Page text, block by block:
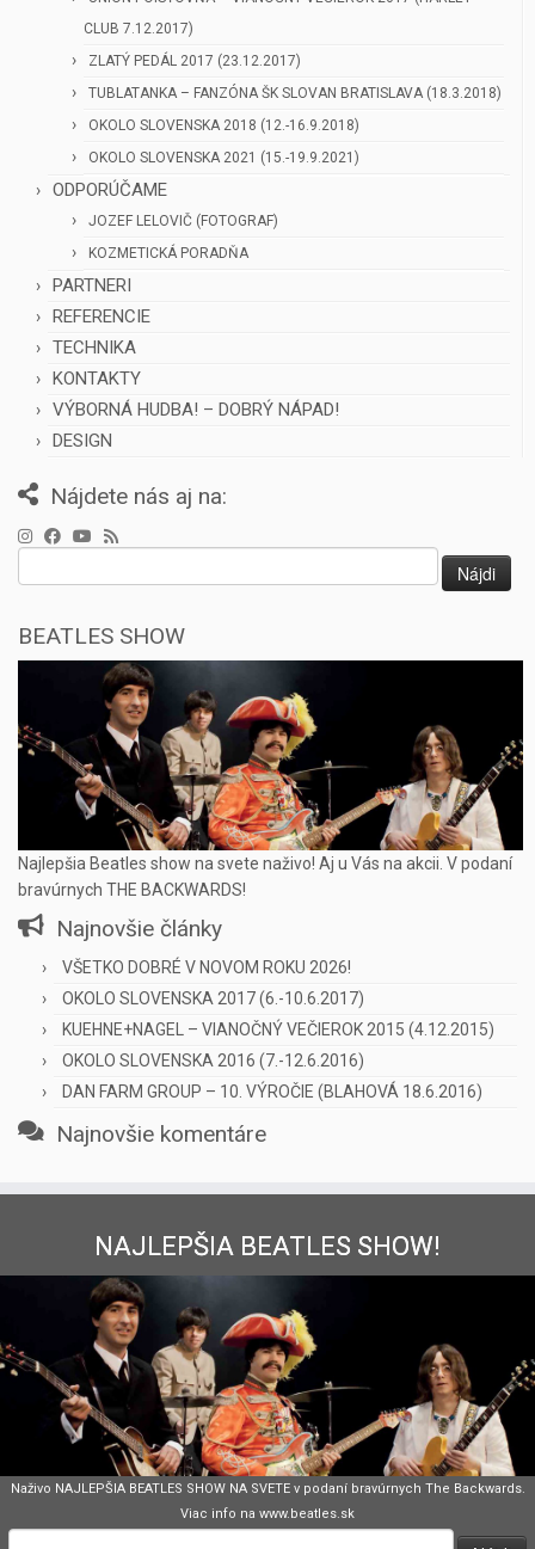
CLUB 7.12.2017)
ZLATÝ PEDÁL 2017 (23.12.2017)
TUBLATANKA – FANZÓNA ŠK SLOVAN BRATISLAVA (18.3.2018)
OKOLO SLOVENSKA 2018 (12.-16.9.2018)
OKOLO SLOVENSKA 2021 (15.-19.9.2021)
ODPORÚČAME
JOZEF LELOVIČ (FOTOGRAF)
KOZMETICKÁ PORADŇA
PARTNERI
REFERENCIE
TECHNIKA
KONTAKTY
VÝBORNÁ HUDBA! – DOBRÝ NÁPAD!
DESIGN
Nájdete nás aj na:
BEATLES SHOW
Najlepšia Beatles show na svete naživo! Aj u Vás na akcii. V podaní
bravúrnych THE BACKWARDS!
Najnovšie články
VŠETKO DOBRÉ V NOVOM ROKU 2026!
OKOLO SLOVENSKA 2017 (6.-10.6.2017)
KUEHNE+NAGEL – VIANOČNÝ VEČIEROK 2015 (4.12.2015)
OKOLO SLOVENSKA 2016 (7.-12.6.2016)
DAN FARM GROUP – 10. VÝROČIE (BLAHOVÁ 18.6.2016)
Najnovšie komentáre
NAJLEPŠIA BEATLES SHOW!
Naživo NAJLEPŠIA BEATLES SHOW NA SVETE v podaní bravúrnych The Backwards.
Viac info na www.beatles.sk